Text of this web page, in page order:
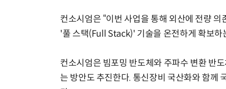
컨소시엄은 “이번 사업을 통해 외산에 전량
'풀 스택(Full Stack)' 기술을 온전하게 확보하
컨소시엄은 빔포밍 반도체와 주파수 변환 반
는 방안도 추진한다. 통신장비 국산화와 함께